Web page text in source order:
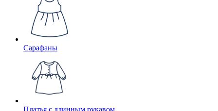
Сарафаны
Платья с длинным рукавом